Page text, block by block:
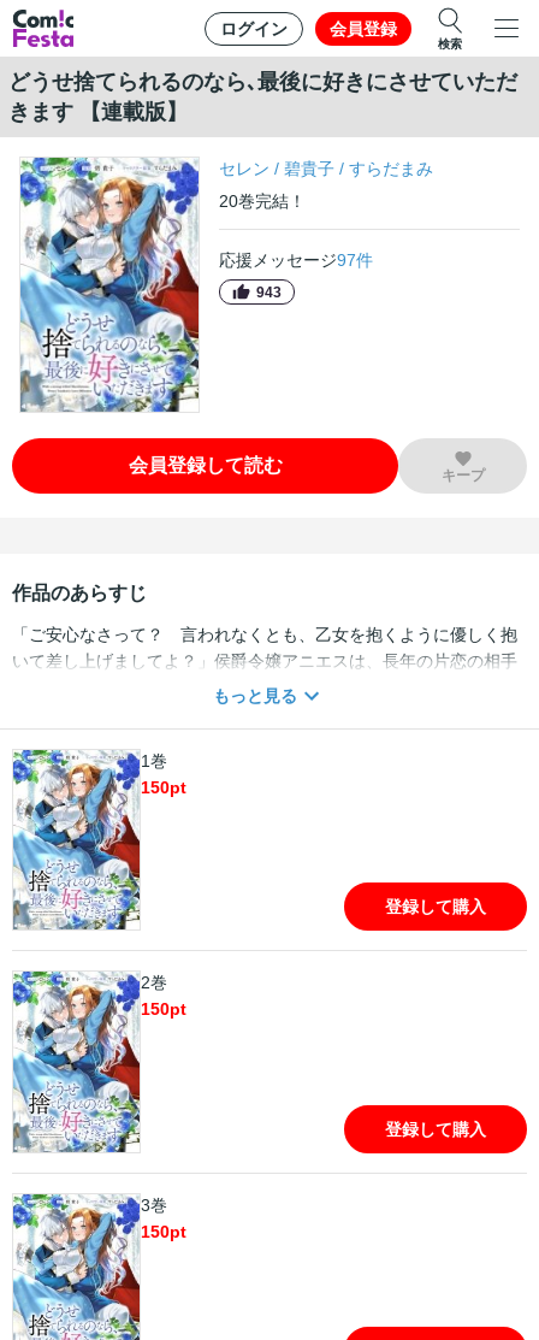
ログイン 会員登録
検索
どうせ捨てられるのなら､最後に好きにさせていただ
きます 【連載版】
セレン /碧貴子 /すらだまみ
20巻完結！
応援メッセージ97件
943
会員登録して読む キープ
作品のあらすじ
「ご安心なさって？ 言われなくとも、乙女を抱くように優しく抱
いて差し上げましてよ？」侯爵令嬢アニエスは、長年の片恋の相手
であり婚約者である王太子のリュシリュールに婚約破棄を告げられ
に……。家を、そして自らの自由と矜持を守るために取ったあると
んでもない行動で、しかし何故かアニエスはリュシリュールに執着
されてしまう。意地っ張りで素直になれない二人の縺れに縺れた恋
の行方は……――一迅社メリッサの大人気作が待望のコミカライ
ズ！【本商品は単話コンテンツとなります。単行本版と収録内容が
異なる場合がございます。漫画内の告知等は過去のものとなります
ので、ご注意ください。】
もっと見る
1巻
150pt
登録して購入
2巻
150pt
登録して購入
3巻
150pt